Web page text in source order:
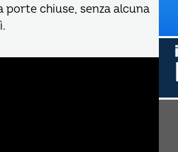
chiuse, senza alcuna